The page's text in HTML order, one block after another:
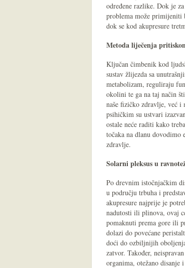
određene razlike. Dok je
problema može primijeniti
dok se kod akupresure
Metoda liječenja
Ključan čimbenik kod
sustav žlijezda sa
metabolizam, reguliraju
okolini te ga na taj način
naše fizičko zdravlje, već i
psihičkim su ustvari
ostale neće raditi kako
točaka na dlanu dovodimo
zdravlje.
Solarni pleksus u
Po drevnim istočnjačkim
u području trbuha i
akupresure najprije je
nadutosti ili plinova, ovaj
pomaknuti prema gore ili
dolazi do povećane
doći do ozbiljnijih
zatvor. Također,
organima, otežano disanje